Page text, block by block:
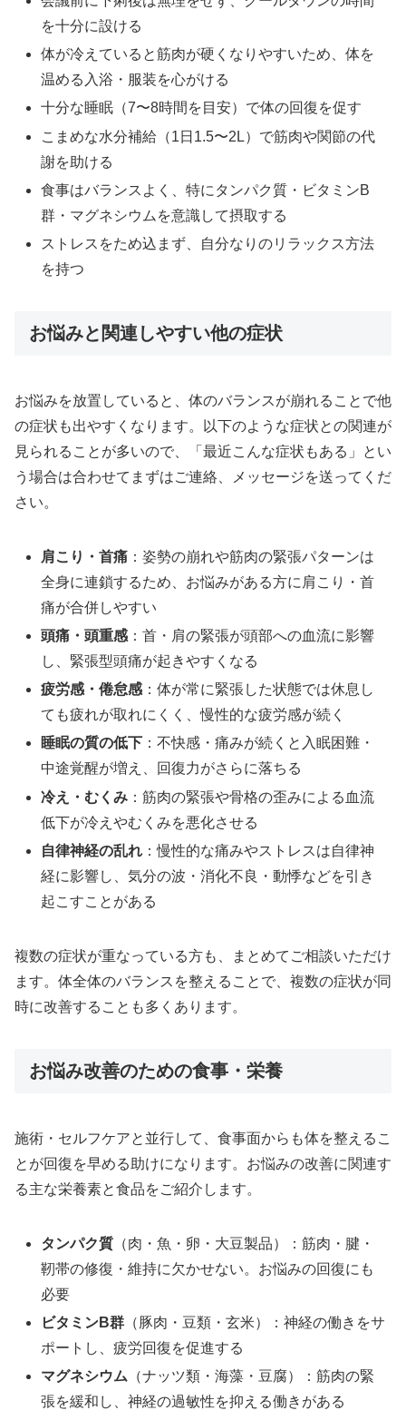
を十分に設ける
体が冷えていると筋肉が硬くなりやすいため、体を
温める入浴・服装を心がける
十分な睡眠（7〜8時間を目安）で体の回復を促す
こまめな水分補給（1日1.5〜2L）で筋肉や関節の代
謝を助ける
食事はバランスよく、特にタンパク質・ビタミンB
群・マグネシウムを意識して摂取する
ストレスをため込まず、自分なりのリラックス方法
を持つ
お悩みと関連しやすい他の症状
お悩みを放置していると、体のバランスが崩れることで他
の症状も出やすくなります。以下のような症状との関連が
見られることが多いので、「最近こんな症状もある」とい
う場合は合わせてまずはご連絡、メッセージを送ってくだ
さい。
肩こり・首痛 ：姿勢の崩れや筋肉の緊張パターンは
全身に連鎖するため、お悩みがある方に肩こり・首
痛が合併しやすい
頭痛・頭重感 ：首・肩の緊張が頭部への血流に影響
し、緊張型頭痛が起きやすくなる
疲労感・倦怠感 ：体が常に緊張した状態では休息し
ても疲れが取れにくく、慢性的な疲労感が続く
睡眠の質の低下 ：不快感・痛みが続くと入眠困難・
中途覚醒が増え、回復力がさらに落ちる
冷え・むくみ ：筋肉の緊張や骨格の歪みによる血流
低下が冷えやむくみを悪化させる
自律神経の乱れ ：慢性的な痛みやストレスは自律神
経に影響し、気分の波・消化不良・動悸などを引き
起こすことがある
複数の症状が重なっている方も、まとめてご相談いただけ
ます。体全体のバランスを整えることで、複数の症状が同
時に改善することも多くあります。
お悩み改善のための食事・栄養
施術・セルフケアと並行して、食事面からも体を整えるこ
とが回復を早める助けになります。お悩みの改善に関連す
る主な栄養素と食品をご紹介します。
タンパク質 （肉・魚・卵・大豆製品）：筋肉・腱・
靭帯の修復・維持に欠かせない。お悩みの回復にも
必要
ビタミンB群 （豚肉・豆類・玄米）：神経の働きをサ
ポートし、疲労回復を促進する
マグネシウム （ナッツ類・海藻・豆腐）：筋肉の緊
張を緩和し、神経の過敏性を抑える働きがある